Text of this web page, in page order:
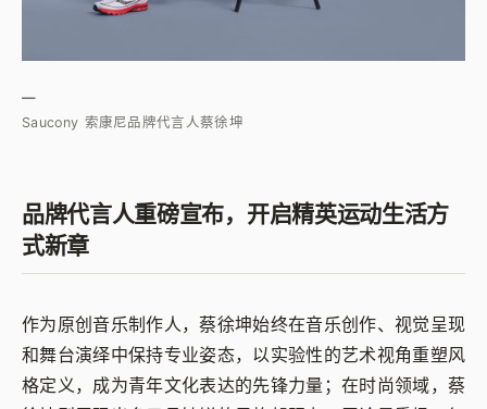
—
Saucony 索康尼品牌代言人蔡徐坤
品牌代言人重磅宣布，开启精英运动生活方
式新章
作为原创音乐制作人，蔡徐坤始终在音乐创作、视觉呈现
和舞台演绎中保持专业姿态，以实验性的艺术视角重塑风
格定义，成为青年文化表达的先锋力量；在时尚领域，蔡